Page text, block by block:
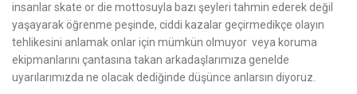
insanlar skate or die mottosuyla bazı şeyleri tahmin ederek değil
yaşayarak öğrenme peşinde, ciddi kazalar geçirmedikçe olayın
tehlikesini anlamak onlar için mümkün olmuyor veya koruma
ekipmanlarını çantasına takan arkadaşlarımıza genelde
uyarılarımızda ne olacak dediğinde düşünce anlarsın diyoruz.